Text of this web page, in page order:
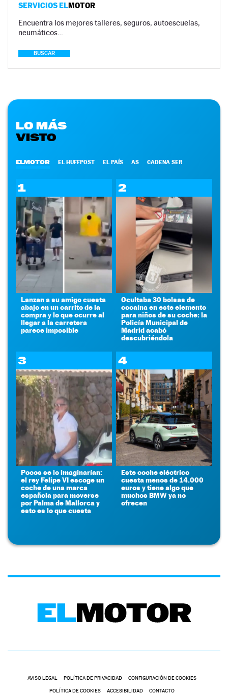
SERVICIOS ELMOTOR
Encuentra los mejores talleres, seguros, autoescuelas,
neumáticos…
BUSCAR
LO MÁS
VISTO
ELMOTOR EL HUFFPOST EL PAÍS AS CADENA SER
1
Lanzan a su amigo cuesta
abajo en un carrito de la
compra y lo que ocurre al
llegar a la carretera
parece imposible
2
Ocultaba 30 bolsas de
cocaína en este elemento
para niños de su coche: la
Policía Municipal de
Madrid acabó
descubriéndola
3
Pocos se lo imaginarían:
el rey Felipe VI escoge un
coche de una marca
española para moverse
por Palma de Mallorca y
esto es lo que cuesta
4
Este coche eléctrico
cuesta menos de 14.000
euros y tiene algo que
muchos BMW ya no
ofrecen
AVISO LEGAL POLÍTICA DE PRIVACIDAD CONFIGURACIÓN DE COOKIES
POLÍTICA DE COOKIES ACCESIBILIDAD CONTACTO